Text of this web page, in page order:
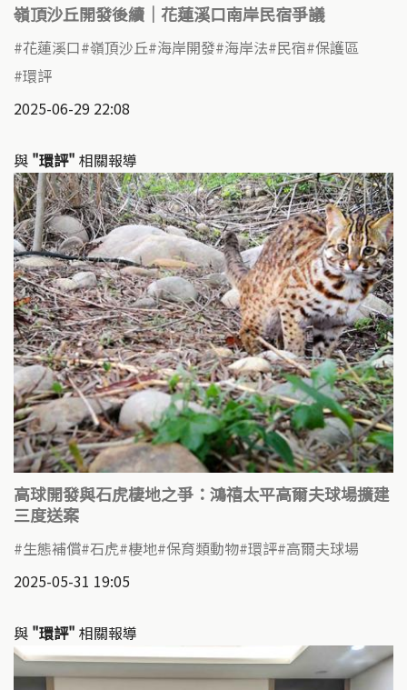
嶺頂沙丘開發後續｜花蓮溪口南岸民宿爭議
花蓮溪口 嶺頂沙丘 海岸開發 海岸法 民宿 保護區
環評
2025-06-29 22:08
與 "環評" 相關報導
高球開發與石虎棲地之爭：鴻禧太平高爾夫球場擴建
三度送案
生態補償 石虎 棲地 保育類動物 環評 高爾夫球場
2025-05-31 19:05
與 "環評" 相關報導